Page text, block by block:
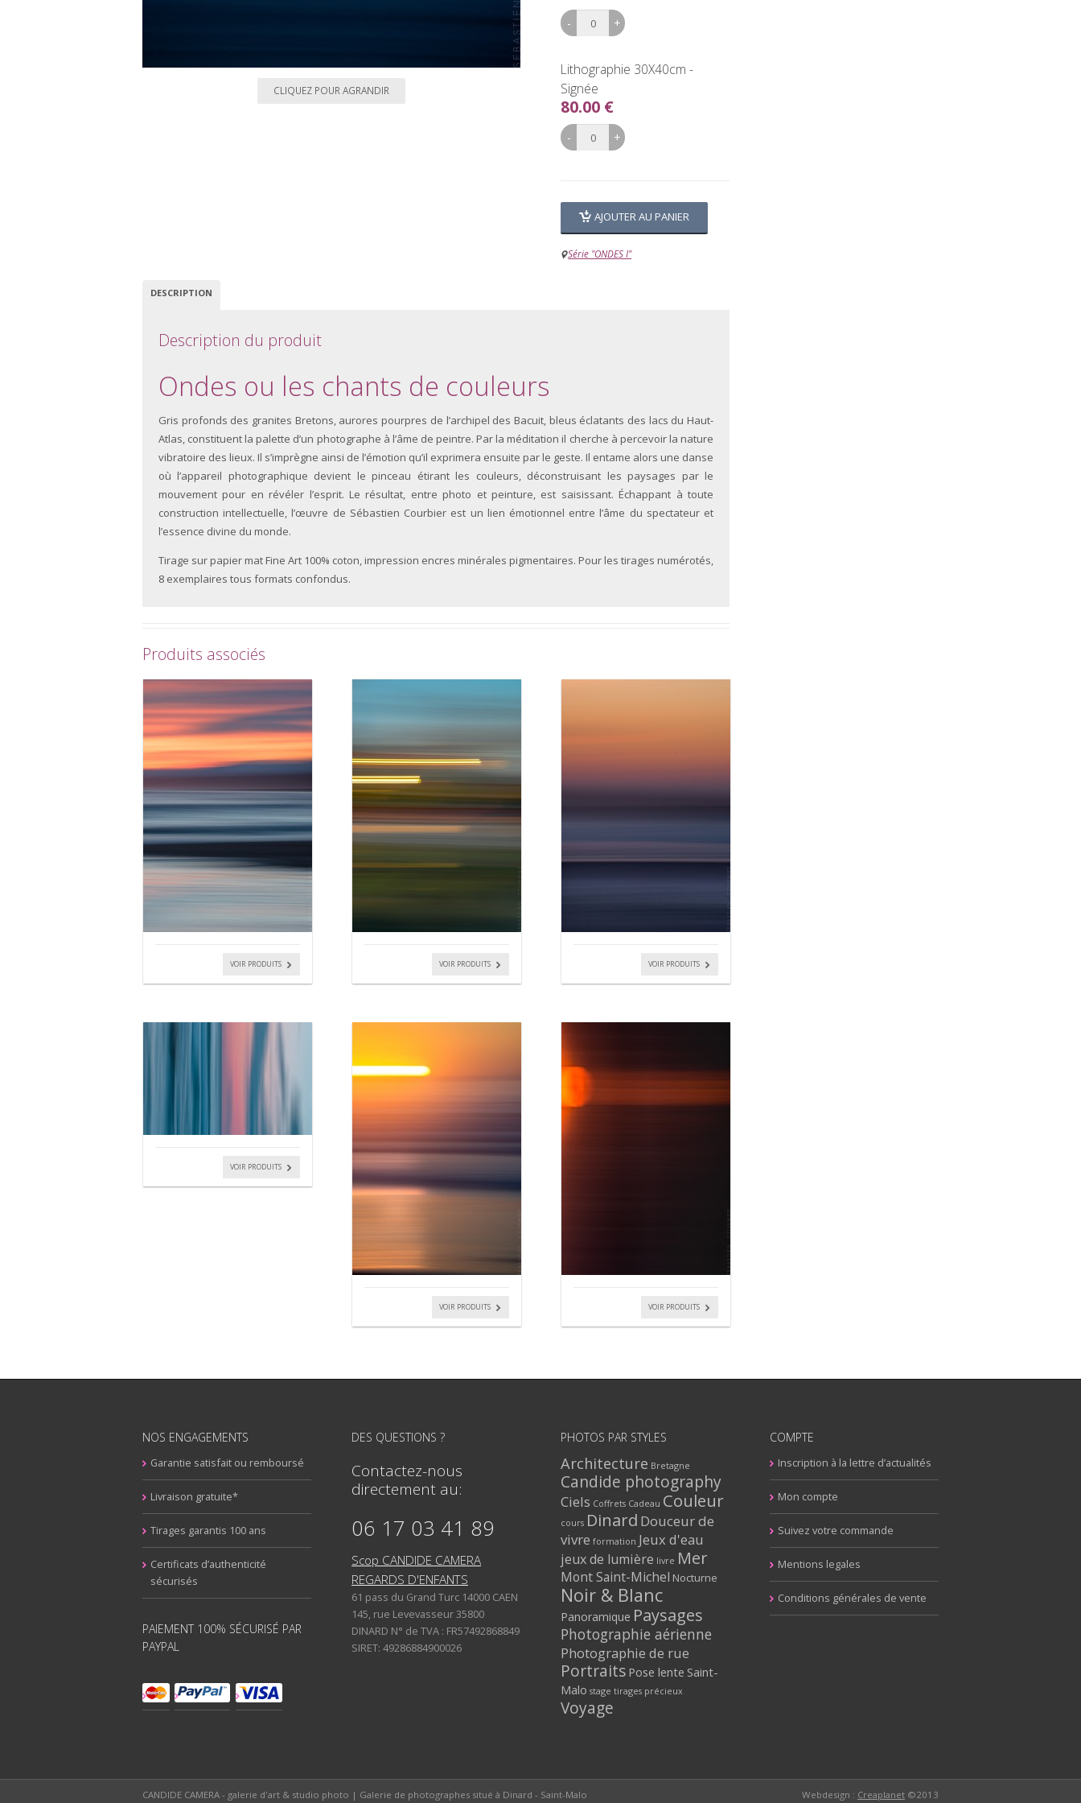
CLIQUEZ POUR AGRANDIR
Lithographie 30X40cm -
Signée
80.00 €
AJOUTER AU PANIER
Série "ONDES I"
DESCRIPTION
Description du produit
Ondes ou les chants de couleurs
Gris profonds des granites Bretons, aurores pourpres de l’archipel des Bacuit, bleus éclatants des lacs du Haut-
Atlas, constituent la palette d’un photographe à l’âme de peintre. Par la méditation il cherche à percevoir la nature
vibratoire des lieux. Il s’imprègne ainsi de l’émotion qu’il exprimera ensuite par le geste. Il entame alors une danse
où l’appareil photographique devient le pinceau étirant les couleurs, déconstruisant les paysages par le
mouvement pour en révéler l’esprit. Le résultat, entre photo et peinture, est saisissant. Échappant à toute
construction intellectuelle, l’œuvre de Sébastien Courbier est un lien émotionnel entre l’âme du spectateur et
l’essence divine du monde.
Tirage sur papier mat Fine Art 100% coton, impression encres minérales pigmentaires. Pour les tirages numérotés,
8 exemplaires tous formats confondus.
Produits associés
VOIR PRODUITS VOIR PRODUITS VOIR PRODUITS
VOIR PRODUITS
VOIR PRODUITS VOIR PRODUITS
NOS ENGAGEMENTS
Garantie satisfait ou remboursé
Livraison gratuite*
Tirages garantis 100 ans
Certificats d’authenticité
sécurisés
PAIEMENT 100% SÉCURISÉ PAR
PAYPAL
DES QUESTIONS ?
Contactez-nous
directement au:
06 17 03 41 89
Scop CANDIDE CAMERA
REGARDS D'ENFANTS
61 pass du Grand Turc 14000 CAEN
145, rue Levevasseur 35800
DINARD N° de TVA : FR57492868849
SIRET: 49286884900026
PHOTOS PAR STYLES
Architecture Bretagne
Candide photography
Ciels Coffrets Cadeau Couleur
cours Dinard Douceur de
vivre formation Jeux d'eau
jeux de lumière livre Mer
Mont Saint-Michel Nocturne
Noir & Blanc
Panoramique Paysages
Photographie aérienne
Photographie de rue
Portraits Pose lente Saint-
Malo stage tirages précieux
Voyage
COMPTE
Inscription à la lettre d’actualités
Mon compte
Suivez votre commande
Mentions legales
Conditions générales de vente
CANDIDE CAMERA - galerie d'art & studio photo | Galerie de photographes situé à Dinard - Saint-Malo Webdesign : Creaplanet ©2013